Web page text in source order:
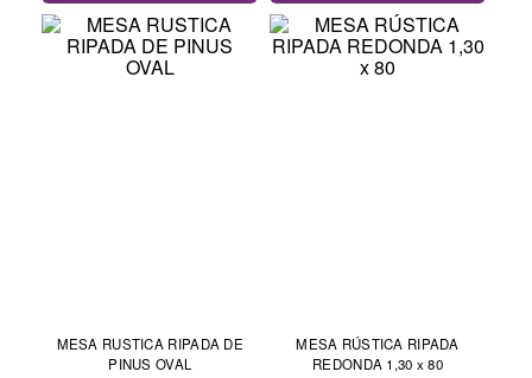
MESA RUSTICA RIPADA DE
PINUS OVAL
MESA RÚSTICA RIPADA
REDONDA 1,30 x 80